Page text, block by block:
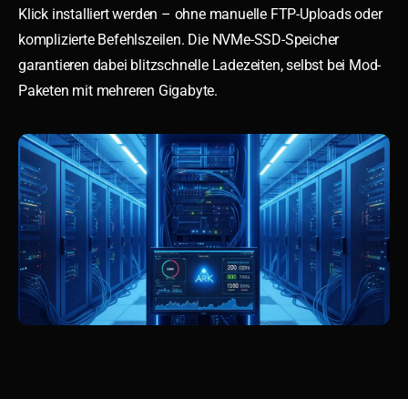
Klick installiert werden – ohne manuelle FTP-Uploads oder
komplizierte Befehlszeilen. Die NVMe-SSD-Speicher
garantieren dabei blitzschnelle Ladezeiten, selbst bei Mod-
Paketen mit mehreren Gigabyte.